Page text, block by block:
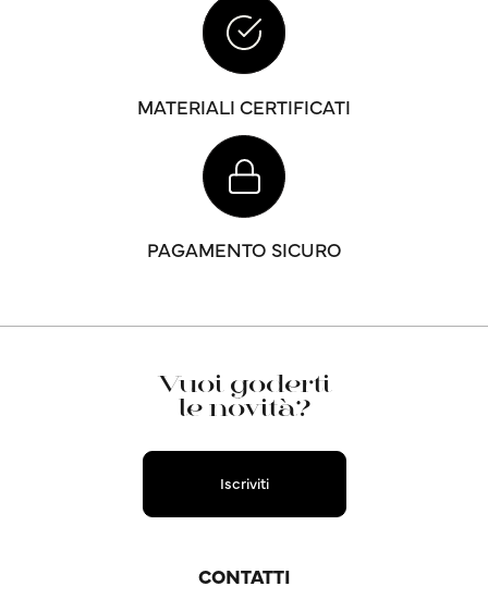
MATERIALI CERTIFICATI
PAGAMENTO SICURO
Vuoi goderti
le novità?
Iscriviti
CONTATTI